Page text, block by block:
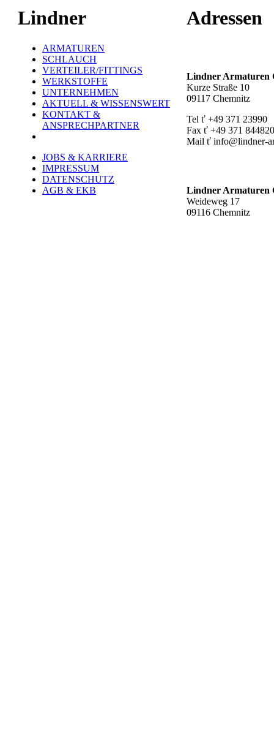
Lindner
ARMATUREN
SCHLAUCH
VERTEILER/FITTINGS
WERKSTOFFE
UNTERNEHMEN
AKTUELL & WISSENSWERT
KONTAKT &
ANSPRECHPARTNER
JOBS & KARRIERE
IMPRESSUM
DATENSCHUTZ
AGB & EKB
Adressen
Lindner Armaturen
Kurze Straße 10
09117 Chemnitz
Tel ť +49 371 23990
Fax ť +49 371
Mail ť info@lindner-
Lindner Armaturen
Weideweg 17
09116 Chemnitz